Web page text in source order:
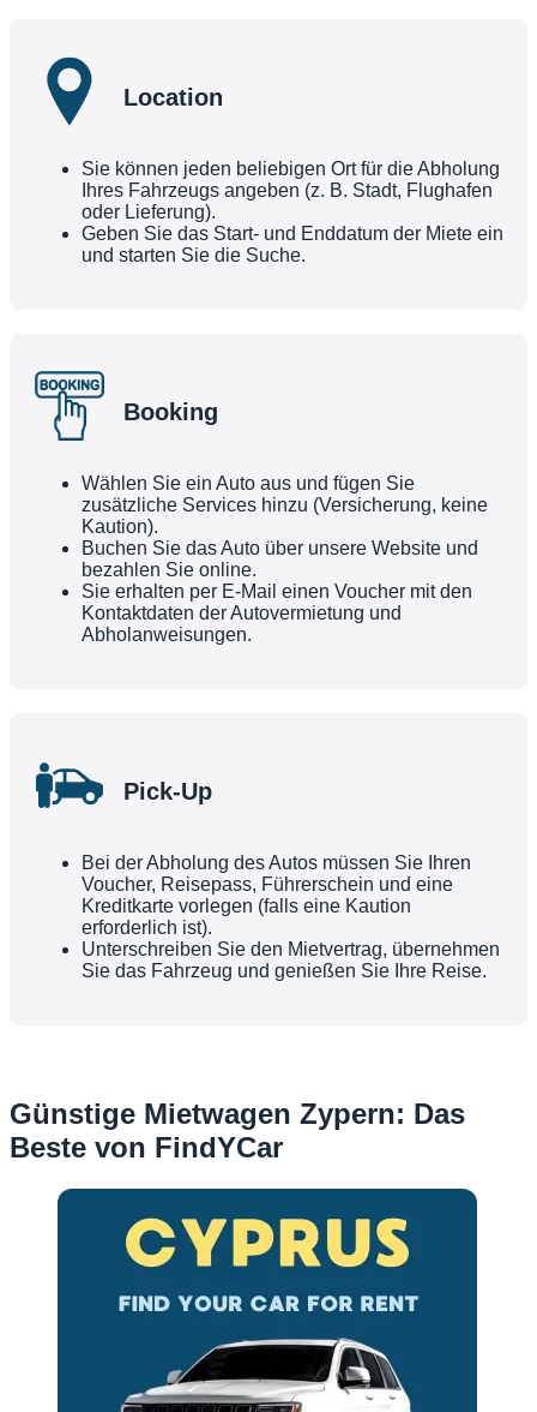
Location
Sie können jeden beliebigen Ort für die Abholung
Ihres Fahrzeugs angeben (z. B. Stadt, Flughafen
oder Lieferung).
Geben Sie das Start- und Enddatum der Miete ein
und starten Sie die Suche.
Booking
Wählen Sie ein Auto aus und fügen Sie
zusätzliche Services hinzu (Versicherung, keine
Kaution).
Buchen Sie das Auto über unsere Website und
bezahlen Sie online.
Sie erhalten per E-Mail einen Voucher mit den
Kontaktdaten der Autovermietung und
Abholanweisungen.
Pick-Up
Bei der Abholung des Autos müssen Sie Ihren
Voucher, Reisepass, Führerschein und eine
Kreditkarte vorlegen (falls eine Kaution
erforderlich ist).
Unterschreiben Sie den Mietvertrag, übernehmen
Sie das Fahrzeug und genießen Sie Ihre Reise.
Günstige Mietwagen Zypern: Das
Beste von FindYCar